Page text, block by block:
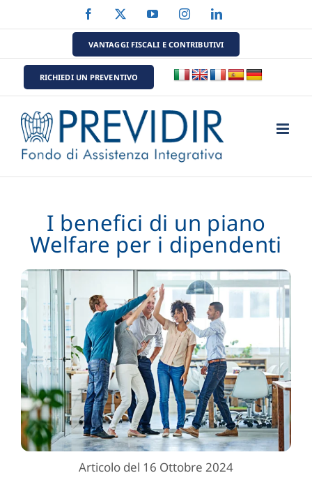
al
Facebook YouTubeInstagramLinkedIn
VANTAGGI FISCALI E CONTRIBUTIVI
RICHIEDI UN PREVENTIVO
I benefici di un piano
Welfare per i dipendenti
Articolo del 16 Ottobre 2024